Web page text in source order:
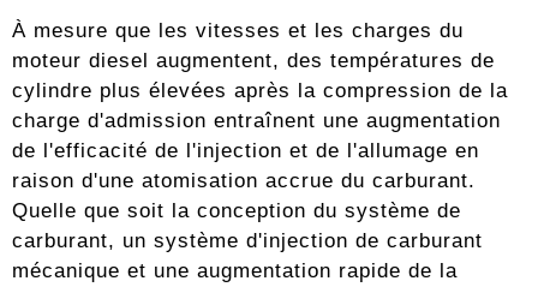
À mesure que les vitesses et les charges du
moteur diesel augmentent, des températures de
cylindre plus élevées après la compression de la
charge d'admission entraînent une augmentation
de l'efficacité de l'injection et de l'allumage en
raison d'une atomisation accrue du carburant.
Quelle que soit la conception du système de
carburant, un système d'injection de carburant
mécanique et une augmentation rapide de la